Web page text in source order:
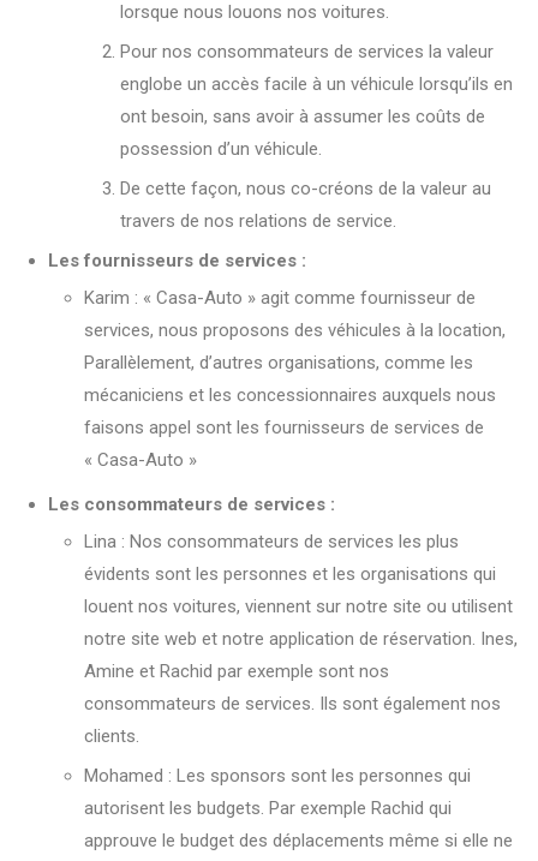
lorsque nous louons nos voitures.
Pour nos consommateurs de services la valeur
englobe un accès facile à un véhicule lorsqu’ils en
ont besoin, sans avoir à assumer les coûts de
possession d’un véhicule.
De cette façon, nous co-créons de la valeur au
travers de nos relations de service.
Les fournisseurs de services :
Karim : « Casa-Auto » agit comme fournisseur de
services, nous proposons des véhicules à la location,
Parallèlement, d’autres organisations, comme les
mécaniciens et les concessionnaires auxquels nous
faisons appel sont les fournisseurs de services de
« Casa-Auto »
Les consommateurs de services :
Lina : Nos consommateurs de services les plus
évidents sont les personnes et les organisations qui
louent nos voitures, viennent sur notre site ou utilisent
notre site web et notre application de réservation. Ines,
Amine et Rachid par exemple sont nos
consommateurs de services. Ils sont également nos
clients.
Mohamed : Les sponsors sont les personnes qui
autorisent les budgets. Par exemple Rachid qui
approuve le budget des déplacements même si elle ne